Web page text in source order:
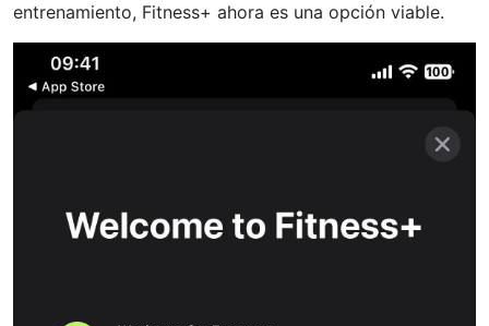
entrenamiento, Fitness+ ahora es una opción viable.